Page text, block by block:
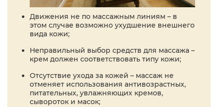
Движения не по массажным линиям – в
этом случае возможно ухудшение внешнего
вида кожи;
Неправильный выбор средств для массажа –
крем должен соответствовать типу кожи;
Отсутствие ухода за кожей – массаж не
отменяет использования антивозрастных,
питательных, увлажняющих кремов,
сывороток и масок;